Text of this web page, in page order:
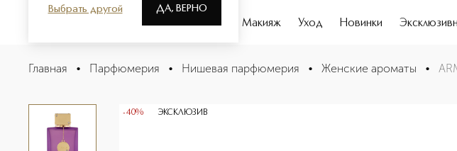
Выбрать другой ДА, ВЕРНО
Парфюмерия Макияж Уход Новинки
ARMAF CLUB DE NUIT MALEKA Парфюмерная вода
Описание
Главная • Парфюмерия • Нишевая парфюмерия • Женские ароматы •
-40% ЭКСКЛЮЗИВ